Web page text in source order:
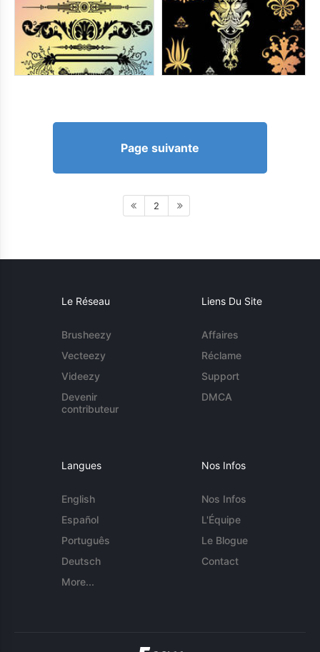
Page suivante
2
Le Réseau
Brusheezy
Vecteezy
Videezy
Devenir
contributeur
Liens Du Site
Affaires
Réclame
Support
DMCA
Langues
English
Español
Português
Deutsch
More...
Nos Infos
Nos Infos
L'Équipe
Le Blogue
Contact